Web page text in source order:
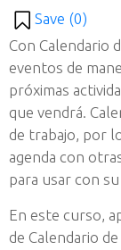
Save (0)
Con Calendario
eventos de
próximas
que vendrá.
de trabajo, por
agenda con
para usar con
En este curso,
de Calendario